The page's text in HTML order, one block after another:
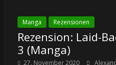
Manga Rezensionen
Rezension: Laid-
3 (Manga)
27. November 2020